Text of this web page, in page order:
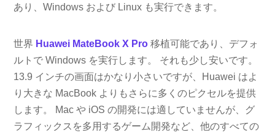
あり、Windows および Linux も実行できます。
世界 Huawei MateBook X Pro 移植可能であり、デフォ
ルトで Windows を実行します。 それも少し安いです。
13.9 インチの画面はかなり小さいですが、Huawei はよ
り大きな MacBook よりもさらに多くのピクセルを提供
します。 Mac や iOS の開発には適していませんが、グ
ラフィックスを多用するゲーム開発など、他のすべての